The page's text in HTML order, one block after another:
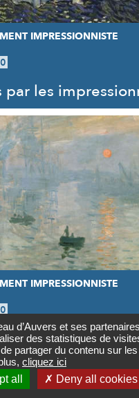
IMPRESSIONNISTE
par les
IMPRESSIONNISTE
fleuve inversé
d’Auvers et ses
des statistiques de
partager du contenu sur
cliquez ici
all
Deny all cookies